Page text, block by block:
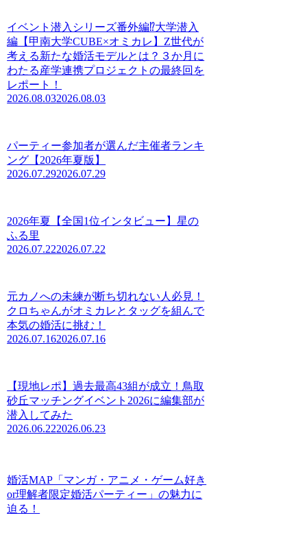
イベント潜入シリーズ番外編⁉大学潜入
編【甲南大学CUBE×オミカレ】Z世代が
考える新たな婚活モデルとは？３か月に
わたる産学連携プロジェクトの最終回を
レポート！
2026.08.032026.08.03
パーティー参加者が選んだ主催者ランキ
ング【2026年夏版】
2026.07.292026.07.29
2026年夏【全国1位インタビュー】星の
ふる里
2026.07.222026.07.22
元カノへの未練が断ち切れない人必見！
クロちゃんがオミカレとタッグを組んで
本気の婚活に挑む！
2026.07.162026.07.16
【現地レポ】過去最高43組が成立！鳥取
砂丘マッチングイベント2026に編集部が
潜入してみた
2026.06.222026.06.23
婚活MAP「マンガ・アニメ・ゲーム好き
or理解者限定婚活パーティー」の魅力に
迫る！